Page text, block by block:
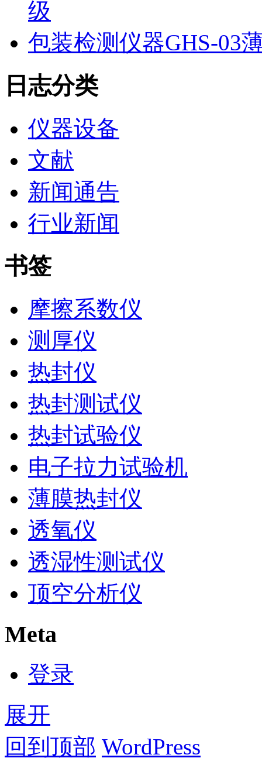
级
包装检测仪器GHS-03
日志分类
仪器设备
文献
新闻通告
行业新闻
书签
摩擦系数仪
测厚仪
热封仪
热封测试仪
热封试验仪
电子拉力试验机
薄膜热封仪
透氧仪
透湿性测试仪
顶空分析仪
Meta
登录
展开
回到顶部 WordPress